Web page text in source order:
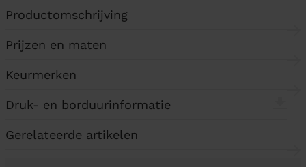
Productomschrijving
Prijzen en maten
Keurmerken
Druk- en borduurinformatie
Gerelateerde artikelen